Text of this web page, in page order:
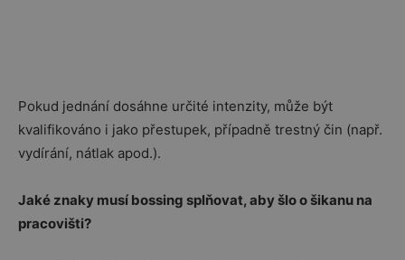
Pokud jednání dosáhne určité intenzity, může být
kvalifikováno i jako přestupek, případně trestný čin (např.
vydírání, nátlak apod.).
Jaké znaky musí bossing splňovat, aby šlo o šikanu na
pracovišti?